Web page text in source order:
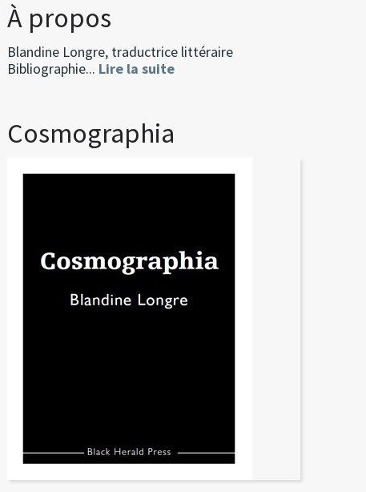
À propos
Blandine Longre, traductrice littéraire
Bibliographie... Lire la suite
Cosmographia